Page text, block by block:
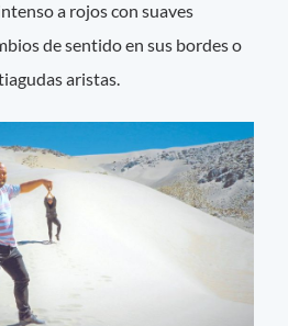
a rojos con suaves
de sentido en sus bordes o
aristas.